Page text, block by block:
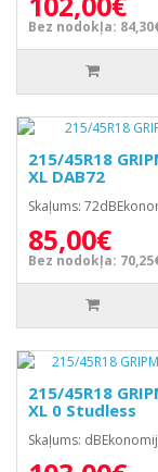
Bez nodokļa:
215/45R18
XL DAB72
Skaļums:
85,00€
Bez nodokļa:
215/45R18
XL 0 Studless
Skaļums: